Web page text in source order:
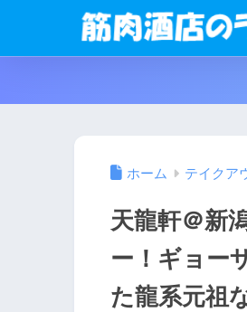
ホーム テイクア
天龍軒＠新
ー！ギョー
た龍系元祖